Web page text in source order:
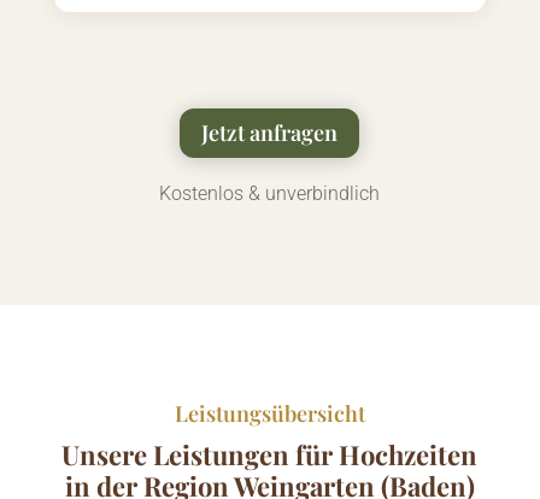
Jetzt anfragen
Kostenlos & unverbindlich
Leistungsübersicht
Unsere Leistungen für Hochzeiten
in der Region Weingarten (Baden)